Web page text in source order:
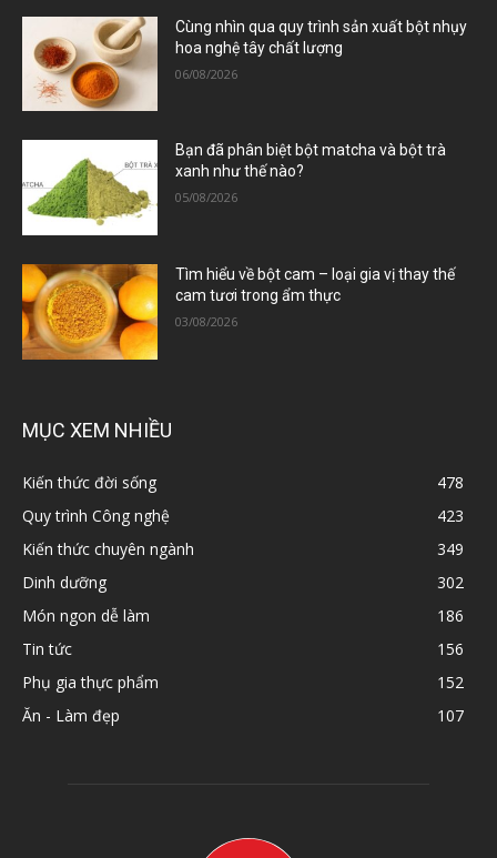
Cùng nhìn qua quy trình sản xuất bột nhụy
hoa nghệ tây chất lượng
06/08/2026
Bạn đã phân biệt bột matcha và bột trà
xanh như thế nào?
05/08/2026
Tìm hiểu về bột cam – loại gia vị thay thế
cam tươi trong ẩm thực
03/08/2026
MỤC XEM NHIỀU
Kiến thức đời sống
478
Quy trình Công nghệ
423
Kiến thức chuyên ngành
349
Dinh dưỡng
302
Món ngon dễ làm
186
Tin tức
156
Phụ gia thực phẩm
152
Ăn - Làm đẹp
107